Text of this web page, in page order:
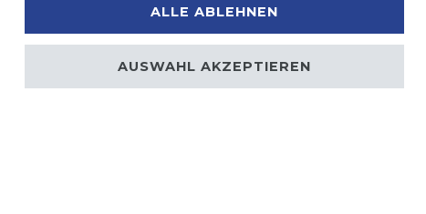
ALLE ABLEHNEN
AUSWAHL AKZEPTIEREN